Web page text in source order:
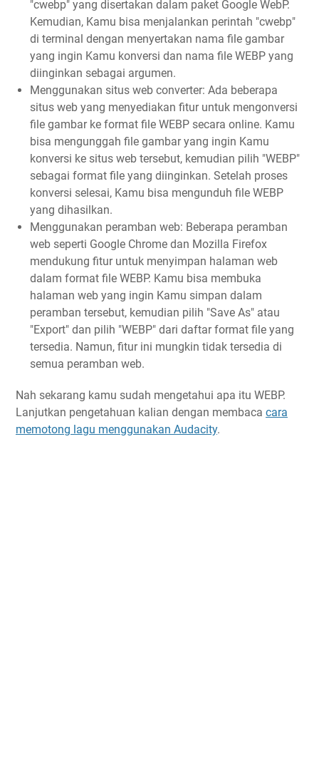
"cwebp" yang disertakan dalam paket Google WebP.
Kemudian, Kamu bisa menjalankan perintah "cwebp"
di terminal dengan menyertakan nama file gambar
yang ingin Kamu konversi dan nama file WEBP yang
diinginkan sebagai argumen.
Menggunakan situs web converter: Ada beberapa
situs web yang menyediakan fitur untuk mengonversi
file gambar ke format file WEBP secara online. Kamu
bisa mengunggah file gambar yang ingin Kamu
konversi ke situs web tersebut, kemudian pilih "WEBP"
sebagai format file yang diinginkan. Setelah proses
konversi selesai, Kamu bisa mengunduh file WEBP
yang dihasilkan.
Menggunakan peramban web: Beberapa peramban
web seperti Google Chrome dan Mozilla Firefox
mendukung fitur untuk menyimpan halaman web
dalam format file WEBP. Kamu bisa membuka
halaman web yang ingin Kamu simpan dalam
peramban tersebut, kemudian pilih "Save As" atau
"Export" dan pilih "WEBP" dari daftar format file yang
tersedia. Namun, fitur ini mungkin tidak tersedia di
semua peramban web.
Nah sekarang kamu sudah mengetahui apa itu WEBP.
Lanjutkan pengetahuan kalian dengan membaca cara
memotong lagu menggunakan Audacity.